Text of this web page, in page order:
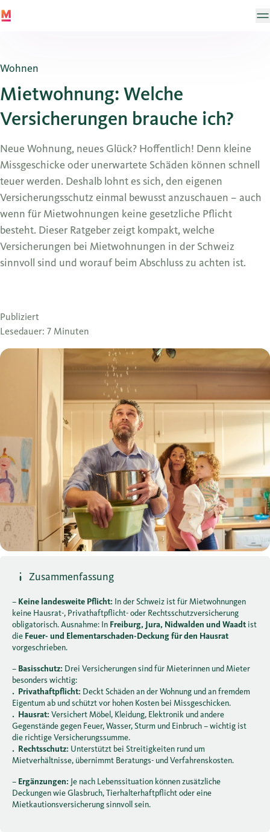
Wohnen
Mietwohnung: Welche
Versicherungen brauche ich?
Neue Wohnung, neues Glück? Hoffentlich! Denn kleine
Missgeschicke oder unerwartete Schäden können schnell
teuer werden. Deshalb lohnt es sich, den eigenen
Versicherungsschutz einmal bewusst anzuschauen – auch
wenn für Mietwohnungen keine gesetzliche Pflicht
besteht. Dieser Ratgeber zeigt kompakt, welche
Versicherungen bei Mietwohnungen in der Schweiz
sinnvoll sind und worauf beim Abschluss zu achten ist.
Publiziert
Lesedauer: 7 Minuten
Zusammenfassung
– Keine landesweite Pflicht: In der Schweiz ist für Mietwohnungen
keine Hausrat-, Privathaftpflicht- oder Rechtsschutzversicherung
obligatorisch. Ausnahme: In Freiburg, Jura, Nidwalden und Waadt ist
die Feuer- und Elementarschaden-Deckung für den Hausrat
vorgeschrieben.
– Basisschutz: Drei Versicherungen sind für Mieterinnen und Mieter
besonders wichtig:
. Privathaftpflicht: Deckt Schäden an der Wohnung und an fremdem
Eigentum ab und schützt vor hohen Kosten bei Missgeschicken.
. Hausrat: Versichert Möbel, Kleidung, Elektronik und andere
Gegenstände gegen Feuer, Wasser, Sturm und Einbruch – wichtig ist
die richtige Versicherungssumme.
. Rechtsschutz: Unterstützt bei Streitigkeiten rund um
Mietverhältnisse, übernimmt Beratungs- und Verfahrenskosten.
– Ergänzungen: Je nach Lebenssituation können zusätzliche
Deckungen wie Glasbruch, Tierhalterhaftpflicht oder eine
Mietkautionsversicherung sinnvoll sein.